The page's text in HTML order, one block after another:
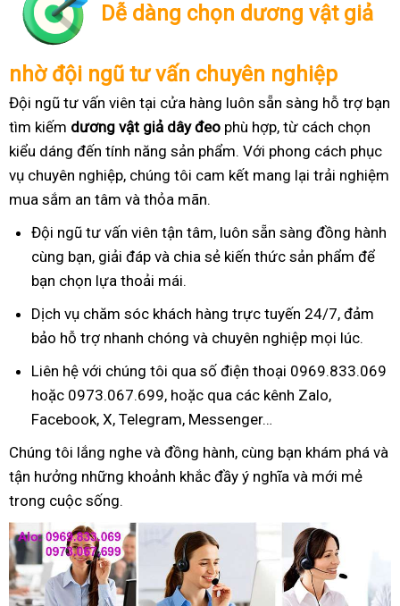
Dễ dàng chọn dương vật giả
nhờ đội ngũ tư vấn chuyên nghiệp
Đội ngũ tư vấn viên tại cửa hàng luôn sẵn sàng hỗ trợ bạn
tìm kiếm dương vật giả dây đeo phù hợp, từ cách chọn
kiểu dáng đến tính năng sản phẩm. Với phong cách phục
vụ chuyên nghiệp, chúng tôi cam kết mang lại trải nghiệm
mua sắm an tâm và thỏa mãn.
Đội ngũ tư vấn viên tận tâm, luôn sẵn sàng đồng hành
cùng bạn, giải đáp và chia sẻ kiến thức sản phẩm để
bạn chọn lựa thoải mái.
Dịch vụ chăm sóc khách hàng trực tuyến 24/7, đảm
bảo hỗ trợ nhanh chóng và chuyên nghiệp mọi lúc.
Liên hệ với chúng tôi qua số điện thoại 0969.833.069
hoặc 0973.067.699, hoặc qua các kênh Zalo,
Facebook, X, Telegram, Messenger…
Chúng tôi lắng nghe và đồng hành, cùng bạn khám phá và
tận hưởng những khoảnh khắc đầy ý nghĩa và mới mẻ
trong cuộc sống.